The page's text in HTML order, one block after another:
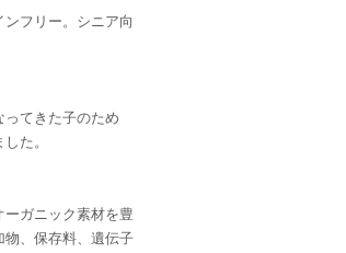
フリー。シニア向
てきた子のため
た。
ガニック素材を豊
物、保存料、遺伝子